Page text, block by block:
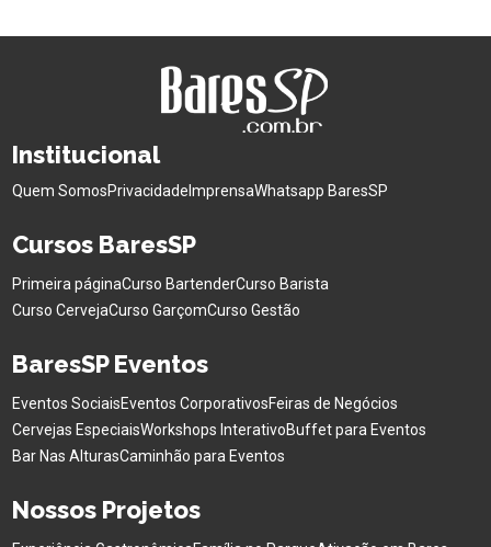
Institucional
Quem SomosPrivacidade ImprensaWhatsapp BaresSP
Cursos BaresSP
Primeira páginaCurso BartenderCurso Barista
Curso CervejaCurso GarçomCurso Gestão
BaresSP Eventos
Eventos SociaisEventos CorporativosFeiras de Negócios
Cervejas EspeciaisWorkshops InterativoBuffet para Eventos
Bar Nas AlturasCaminhão para Eventos
Nossos Projetos